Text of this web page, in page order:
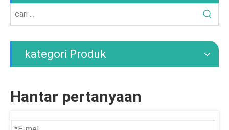
kategori Produk
Hantar pertanyaan